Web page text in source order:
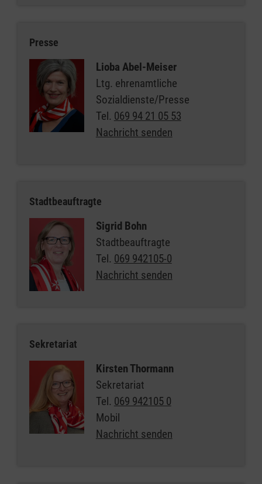
Presse
Lioba Abel-Meiser
Ltg. ehrenamtliche
Sozialdienste/Presse
Tel. 069 94 21 05 53
Nachricht senden
Stadtbeauftragte
Sigrid Bohn
Stadtbeauftragte
Tel. 069 942105-0
Nachricht senden
Sekretariat
Kirsten Thormann
Sekretariat
Tel. 069 942105 0
Mobil
Nachricht senden